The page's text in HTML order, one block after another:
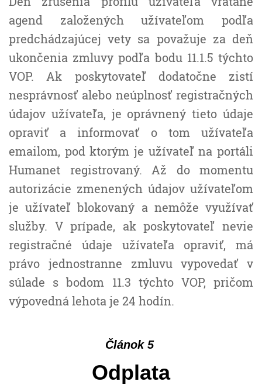
agend založených užívateľom podľa
predchádzajúcej vety sa považuje za deň
ukončenia zmluvy podľa bodu 11.1.5 týchto
VOP. Ak poskytovateľ dodatočne zistí
nesprávnosť alebo neúplnosť registračných
údajov užívateľa, je oprávnený tieto údaje
opraviť a informovať o tom užívateľa
emailom, pod ktorým je užívateľ na portáli
Humanet registrovaný. Až do momentu
autorizácie zmenených údajov užívateľom
je užívateľ blokovaný a nemôže využívať
služby. V prípade, ak poskytovateľ nevie
registračné údaje užívateľa opraviť, má
právo jednostranne zmluvu vypovedať v
súlade s bodom 11.3 týchto VOP, pričom
výpovedná lehota je 24 hodín.
Článok 5
Odplata